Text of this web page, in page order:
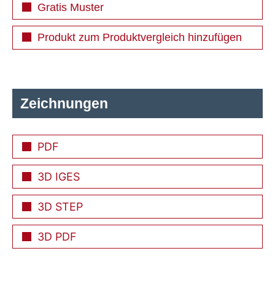
Zeichnungen
PDF
3D IGES
3D STEP
3D PDF
Gratis Muster
Produkt zum Produktvergleich hinzufügen